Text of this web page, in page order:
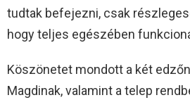
tudtak befejezni, csak
hogy teljes egészében
Köszönetet mondott a két
Magdinak, valamint a telep